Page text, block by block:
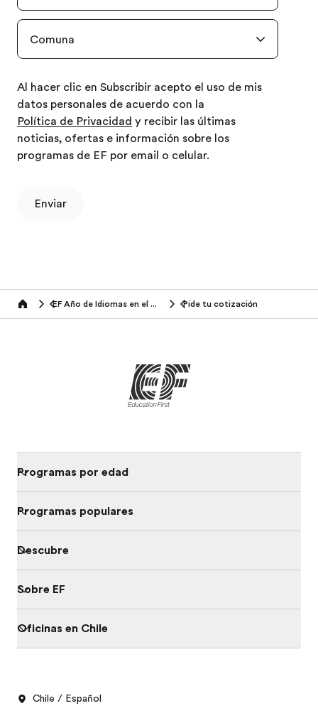
Comuna
Al hacer clic en Subscribir acepto el uso de mis
datos personales de acuerdo con la
Política de Privacidad y recibir las últimas
noticias, ofertas e información sobre los
programas de EF por email o celular.
Enviar
Home EF Año de Idiomas en el Extranjero Pide tu cotización
Programas por edad
Programas populares
Descubre
Sobre EF
Oficinas en Chile
Chile / Español